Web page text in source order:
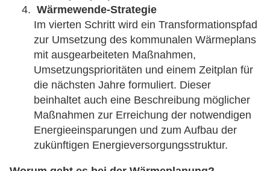
Wärmewende-Strategie
Im vierten Schritt wird ein Transformationspfad
zur Umsetzung des kommunalen Wärmeplans
mit ausgearbeiteten Maßnahmen,
Umsetzungsprioritäten und einem Zeitplan für
die nächsten Jahre formuliert. Dieser
beinhaltet auch eine Beschreibung möglicher
Maßnahmen zur Erreichung der notwendigen
Energieeinsparungen und zum Aufbau der
zukünftigen Energieversorgungsstruktur.